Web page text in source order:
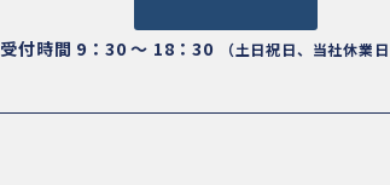
受付時間 9：30 ～ 18：30 （土日祝日、当社休業日